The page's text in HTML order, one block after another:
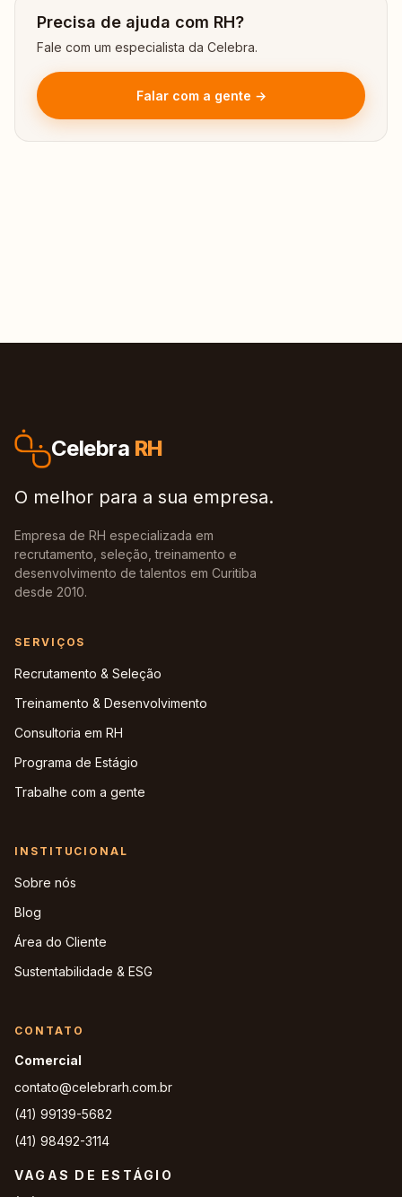
Precisa de ajuda com RH?
Fale com um especialista da Celebra.
Falar com a gente →
Celebra RH
O melhor para a sua empresa.
Empresa de RH especializada em
recrutamento, seleção, treinamento e
desenvolvimento de talentos em Curitiba
desde 2010.
SERVIÇOS
Recrutamento & Seleção
Treinamento & Desenvolvimento
Consultoria em RH
Programa de Estágio
Trabalhe com a gente
INSTITUCIONAL
Sobre nós
Blog
Área do Cliente
Sustentabilidade & ESG
CONTATO
Comercial
contato@celebrarh.com.br
(41) 99139-5682
(41) 98492-3114
VAGAS DE ESTÁGIO